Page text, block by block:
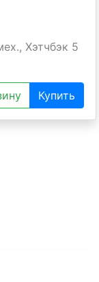
Хэтчбэк 5
Купить